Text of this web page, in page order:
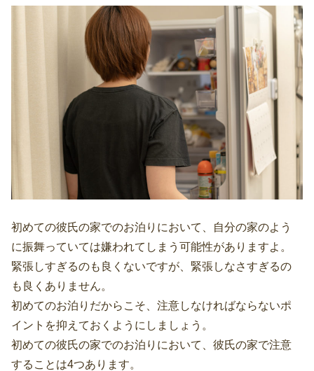
初めての彼氏の家でのお泊りにおいて、自分の家のよう
に振舞っていては嫌われてしまう可能性がありますよ。
緊張しすぎるのも良くないですが、緊張しなさすぎるの
も良くありません。
初めてのお泊りだからこそ、注意しなければならないポ
イントを抑えておくようにしましょう。
初めての彼氏の家でのお泊りにおいて、彼氏の家で注意
することは4つあります。